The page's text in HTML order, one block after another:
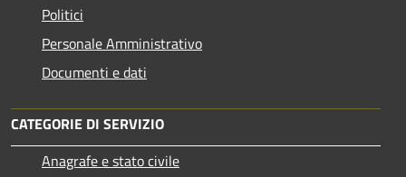
Politici
Personale Amministrativo
Documenti e dati
CATEGORIE DI SERVIZIO
Anagrafe e stato civile